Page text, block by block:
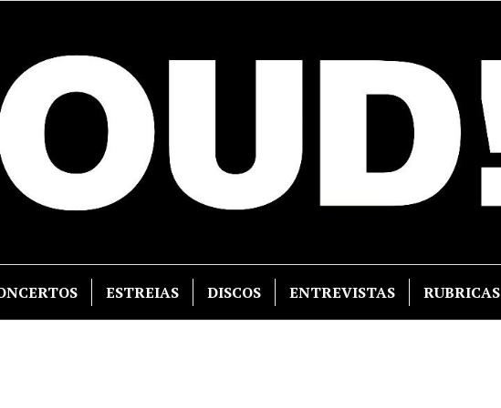
ESTREIAS DISCOS ENTREVISTAS RUBRICAS